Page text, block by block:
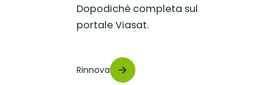
Dopodichè completa sul
portale Viasat.
Rinnova